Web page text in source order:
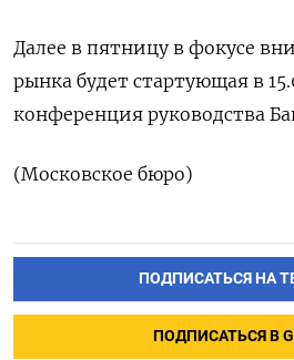
Далее в пятницу в фокусе
рынка будет стартующая в
конференция руководства
(Московское бюро)
ПОДПИСАТЬСЯ НА
ПОДПИСАТЬСЯ В